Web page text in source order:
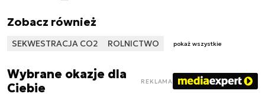
Zobacz również
SEKWESTRACJA CO2 ROLNICTWO pokaż wszystkie
Wybrane okazje dla
Ciebie
REKLAMA